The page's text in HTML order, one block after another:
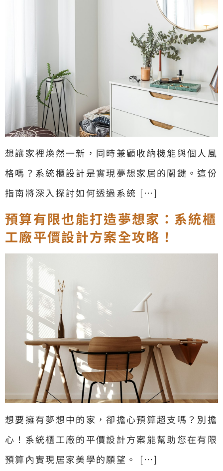
想讓家裡煥然一新，同時兼顧收納機能與個人風
格嗎？系統櫃設計是實現夢想家居的關鍵。這份
指南將深入探討如何透過系統 […]
預算有限也能打造夢想家：系統櫃
工廠平價設計方案全攻略！
想要擁有夢想中的家，卻擔心預算超支嗎？別擔
心！系統櫃工廠的平價設計方案能幫助您在有限
預算內實現居家美學的願望。 […]